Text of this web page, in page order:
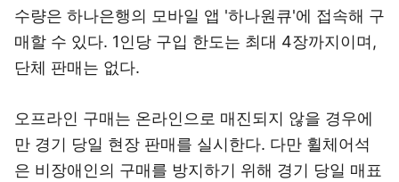
수량은 하나은행의 모바일 앱 '하나원큐'에 접속해 구
매할 수 있다. 1인당 구입 한도는 최대 4장까지이며,
단체 판매는 없다.
오프라인 구매는 온라인으로 매진되지 않을 경우에
만 경기 당일 현장 판매를 실시한다. 다만 휠체어석
은 비장애인의 구매를 방지하기 위해 경기 당일 매표